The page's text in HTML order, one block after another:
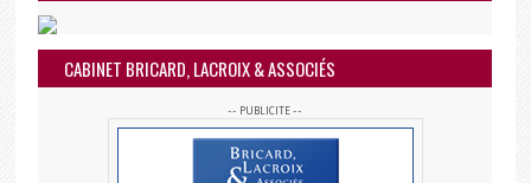
CABINET BRICARD, LACROIX & ASSOCIÉS
-- PUBLICITE --